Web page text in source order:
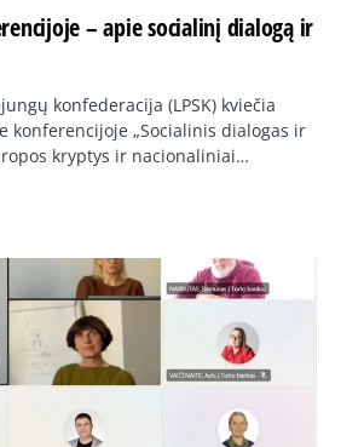
– apie socialinį dialogą ir
konfederacija (LPSK) kviečia
konferencijoje „Socialinis dialogas ir
kryptys ir nacionaliniai…